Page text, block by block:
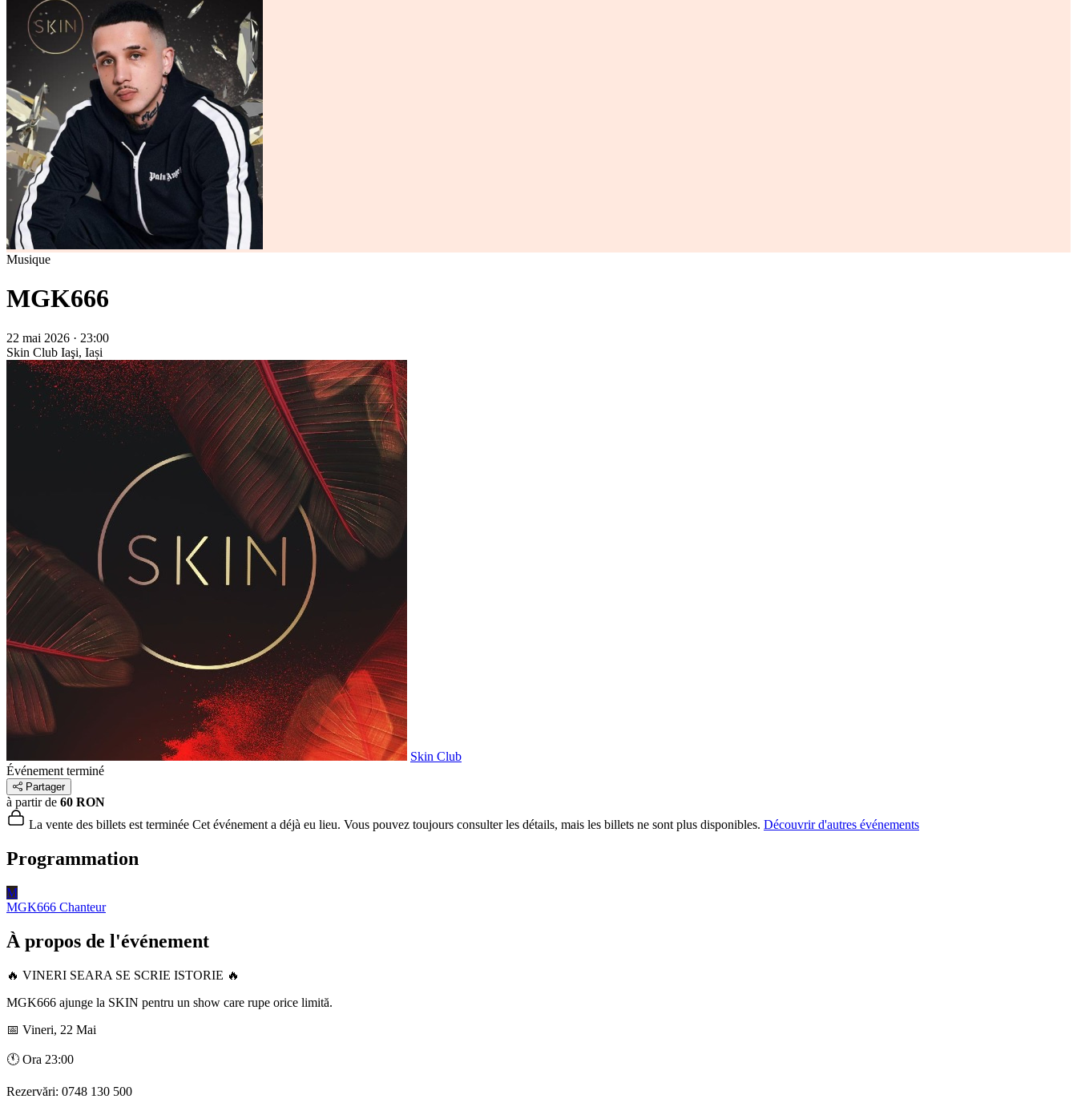
Musique
MGK666
22 mai 2026 · 23:00
Skin Club Iaşi, Iași
Skin Club
Événement terminé
Partager
à partir de 60 RON
La vente des billets est terminée Cet événement a déjà eu lieu. Vous pouvez toujours consulter les détails, mais les billets ne sont plus disponibles. Découvrir d'autres événements
Programmation
M
MGK666 Chanteur
À propos de l'événement
🔥 VINERI SEARA SE SCRIE ISTORIE 🔥
MGK666 ajunge la SKIN pentru un show care rupe orice limită.
📅 Vineri, 22 Mai
🕚 Ora 23:00
Rezervări: 0748 130 500